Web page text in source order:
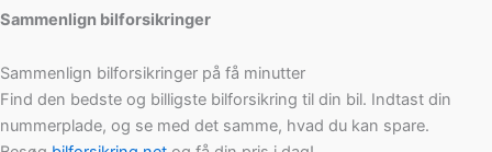
Sammenlign bilforsikringer
Sammenlign bilforsikringer på få minutter
Find den bedste og billigste bilforsikring til din bil. Indtast din
nummerplade, og se med det samme, hvad du kan spare.